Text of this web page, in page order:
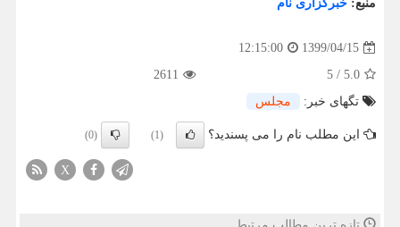
منبع: خبرگزاری نام
1399/04/15
12:15:00
5.0
/
5
2611
تگهای خبر:
مجلس
این مطلب نام را می پسندید؟ (1)
(0)
X